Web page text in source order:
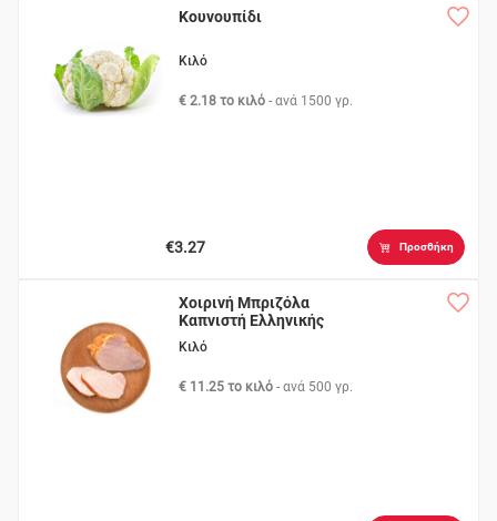
Κουνουπίδι
Κιλό
€ 2.18 το κιλό - ανά 1500 γρ.
€3.27 Προσθήκη
Χοιρινή Μπριζόλα
Καπνιστή Ελληνικής
Επεξεργασίας
Κιλό
€ 11.25 το κιλό - ανά 500 γρ.